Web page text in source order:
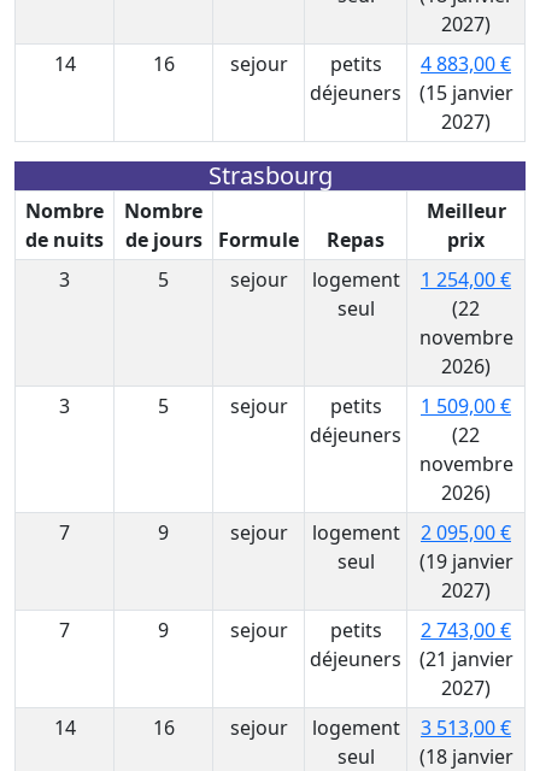
2027)
14
16 sejour
petits
déjeuners
4 883,00 €
(15 janvier
2027)
Strasbourg
Nombre
de nuits
Nombre
de jours
Formule Repas
Meilleur
prix
3
5 sejour
logement
seul
1 254,00 €
(22
novembre
2026)
3
5 sejour
petits
déjeuners
1 509,00 €
(22
novembre
2026)
7
9 sejour
logement
seul
2 095,00 €
(19 janvier
2027)
7
9 sejour
petits
déjeuners
2 743,00 €
(21 janvier
2027)
14
16 sejour
logement
seul
3 513,00 €
(18 janvier